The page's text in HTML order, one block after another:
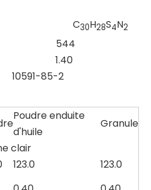
C30H28S4N2
544
1.40
10591-85-2
Poudre enduite
d'huile
Granule
clair
123.0
123.0